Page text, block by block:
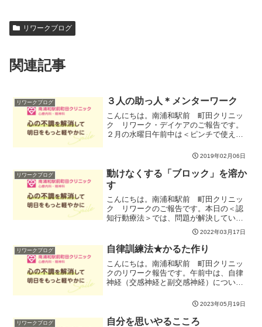
リワークブログ
関連記事
リワークブログ ３人の助っ人＊メンターワーク
こんにちは。南浦和駅前 町田クリニッ
ク リワーク・デイケアのご報告です。
２月の水曜日午前中は＜ピンチで使える
ワークをしていきます。第一週目はその
時の自分を支える「３人のメンター」
（自分のメンタルをケ...
2019年02月06日
リワークブログ
動けなくする「ブロック」を溶か
す
こんにちは。南浦和駅前 町田クリニッ
ク リワークのご報告です。本日の＜認
知行動療法＞では、問題が解決していく
方向へココロもカラダも行動も向いてい
かない解決を阻む思考の落とし穴 … ブロ
ック／壁／トラップ（罠）のありかを見
つめていきました。問...
2022年03月17日
リワークブログ 自律訓練法★かるた作り
こんにちは。南浦和駅前 町田クリニッ
クのリワーク報告です。午前中は、自律
神経（交感神経と副交感神経）について
自己暗示がもたらす効果について考えて
いきました。自律訓練法は、決まった言
葉（公式）を唱えながら、...
2023年05月19日
リワークブログ 自分を思いやるこころ